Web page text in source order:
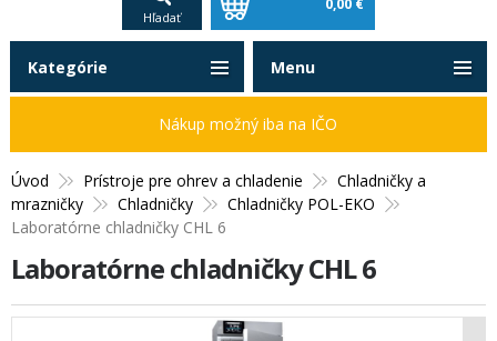
Hľadať
0,00 €
Úvod Prístroje pre ohrev a chladenie
Chladničky a
mrazničky
Chladničky
Chladničky POL-EKO
Laboratórne chladničky CHL 6
Laboratórne chladničky CHL 6
Kategórie
Nákup možný iba na IČO
Menu